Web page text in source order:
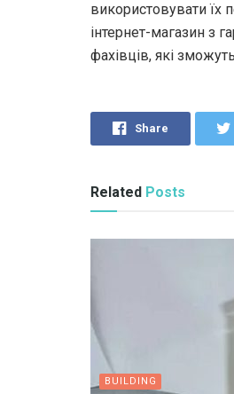
використовувати їх
інтернет-магазин з
фахівців, які
Share
Related Posts
BUILDING